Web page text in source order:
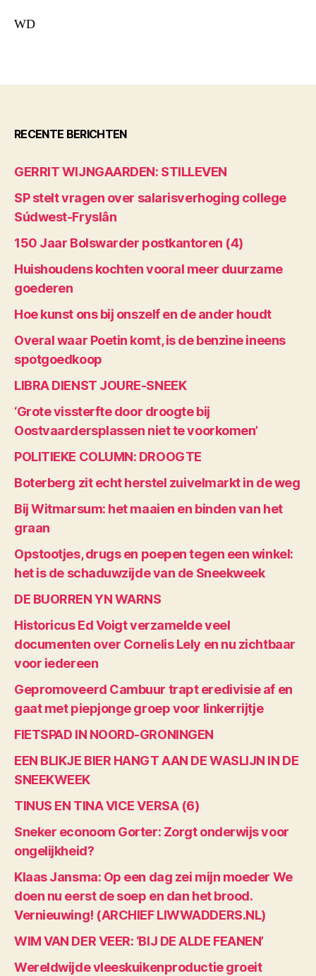
WD
RECENTE BERICHTEN
GERRIT WIJNGAARDEN: STILLEVEN
SP stelt vragen over salarisverhoging college
Súdwest-Fryslân
150 Jaar Bolswarder postkantoren (4)
Huishoudens kochten vooral meer duurzame
goederen
Hoe kunst ons bij onszelf en de ander houdt
Overal waar Poetin komt, is de benzine ineens
spotgoedkoop
LIBRA DIENST JOURE-SNEEK
‘Grote vissterfte door droogte bij
Oostvaardersplassen niet te voorkomen’
POLITIEKE COLUMN: DROOGTE
Boterberg zit echt herstel zuivelmarkt in de weg
Bij Witmarsum: het maaien en binden van het
graan
Opstootjes, drugs en poepen tegen een winkel:
het is de schaduwzijde van de Sneekweek
DE BUORREN YN WARNS
Historicus Ed Voigt verzamelde veel
documenten over Cornelis Lely en nu zichtbaar
voor iedereen
Gepromoveerd Cambuur trapt eredivisie af en
gaat met piepjonge groep voor linkerrijtje
FIETSPAD IN NOORD-GRONINGEN
EEN BLIKJE BIER HANGT AAN DE WASLIJN IN DE
SNEEKWEEK
TINUS EN TINA VICE VERSA (6)
Sneker econoom Gorter: Zorgt onderwijs voor
ongelijkheid?
Klaas Jansma: Op een dag zei mijn moeder We
doen nu eerst de soep en dan het brood.
Vernieuwing! (ARCHIEF LIWWADDERS.NL)
WIM VAN DER VEER: ‘BIJ DE ALDE FEANEN’
Wereldwijde vleeskuikenproductie groeit